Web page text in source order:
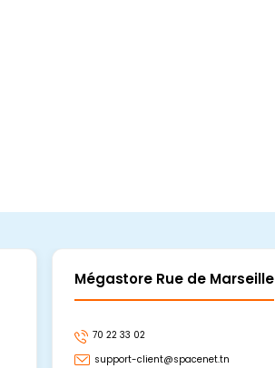
Mégastore Rue de Marseille
70 22 33 02
support-client@spacenet.tn